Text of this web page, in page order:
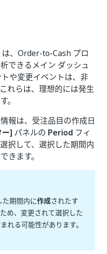
は、Order-to-Cash プロ
できるメイン ダッシュ
や変更イベントは、非
れらは、理想的には発生
。
報は、受注品目の作成日
] パネルの Period フィ
択して、選択した期間内
きます。
期間内に作成されたす
め、変更されて選択した
れる可能性があります。